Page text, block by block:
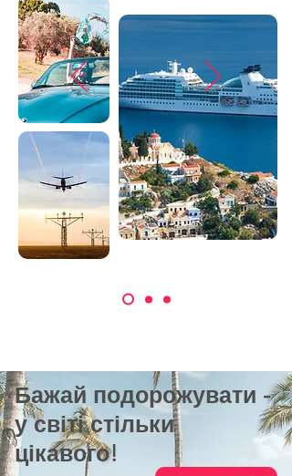
Бажай подорожувати -
у світі стільки
цікавого!